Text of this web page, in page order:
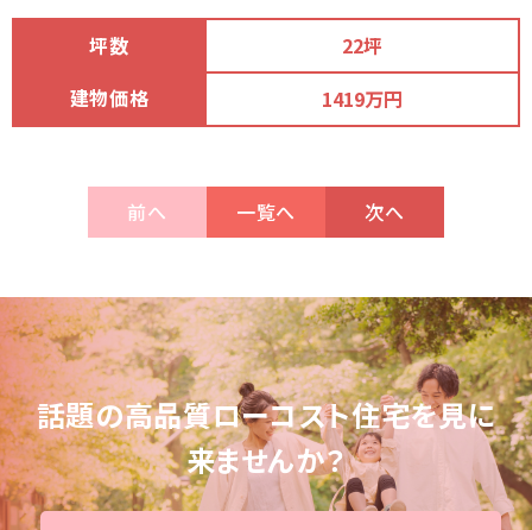
坪数
22坪
建物価格
1419万円
前へ 一覧へ 次へ
話題の高品質ローコスト住宅を見に
来ませんか？